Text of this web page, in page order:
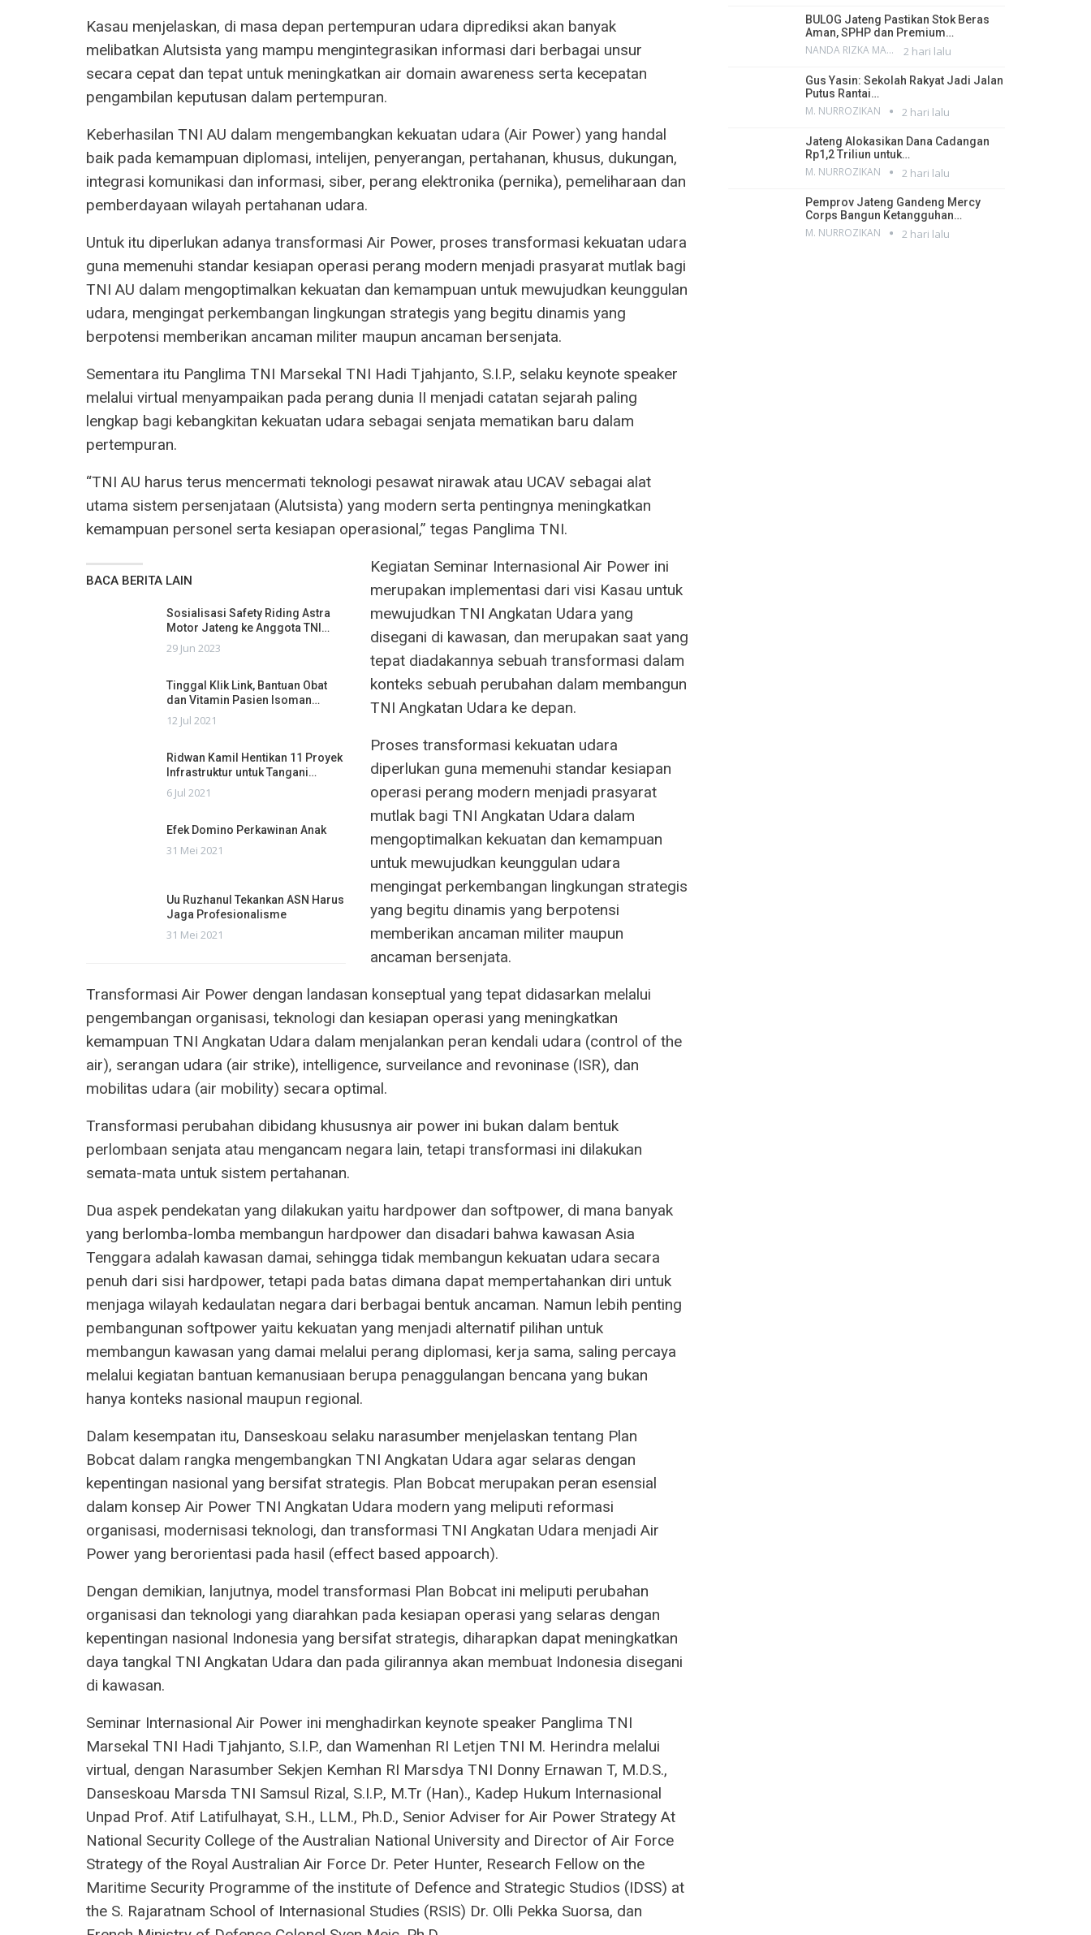
Kasau menjelaskan, di masa depan pertempuran udara diprediksi akan banyak
melibatkan Alutsista yang mampu mengintegrasikan informasi dari berbagai unsur
secara cepat dan tepat untuk meningkatkan air domain awareness serta kecepatan
pengambilan keputusan dalam pertempuran.
Keberhasilan TNI AU dalam mengembangkan kekuatan udara (Air Power) yang handal
baik pada kemampuan diplomasi, intelijen, penyerangan, pertahanan, khusus, dukungan,
integrasi komunikasi dan informasi, siber, perang elektronika (pernika), pemeliharaan dan
pemberdayaan wilayah pertahanan udara.
Untuk itu diperlukan adanya transformasi Air Power, proses transformasi kekuatan udara
guna memenuhi standar kesiapan operasi perang modern menjadi prasyarat mutlak bagi
TNI AU dalam mengoptimalkan kekuatan dan kemampuan untuk mewujudkan keunggulan
udara, mengingat perkembangan lingkungan strategis yang begitu dinamis yang
berpotensi memberikan ancaman militer maupun ancaman bersenjata.
Sementara itu Panglima TNI Marsekal TNI Hadi Tjahjanto, S.I.P., selaku keynote speaker
melalui virtual menyampaikan pada perang dunia II menjadi catatan sejarah paling
lengkap bagi kebangkitan kekuatan udara sebagai senjata mematikan baru dalam
pertempuran.
“TNI AU harus terus mencermati teknologi pesawat nirawak atau UCAV sebagai alat
utama sistem persenjataan (Alutsista) yang modern serta pentingnya meningkatkan
kemampuan personel serta kesiapan operasional,” tegas Panglima TNI.
BACA BERITA LAIN
Sosialisasi Safety Riding Astra
Motor Jateng ke Anggota TNI…
29 Jun 2023
Tinggal Klik Link, Bantuan Obat
dan Vitamin Pasien Isoman…
12 Jul 2021
Ridwan Kamil Hentikan 11 Proyek
Infrastruktur untuk Tangani…
6 Jul 2021
Efek Domino Perkawinan Anak
31 Mei 2021
Uu Ruzhanul Tekankan ASN Harus
Jaga Profesionalisme
31 Mei 2021
Kegiatan Seminar Internasional Air Power ini
merupakan implementasi dari visi Kasau untuk
mewujudkan TNI Angkatan Udara yang
disegani di kawasan, dan merupakan saat yang
tepat diadakannya sebuah transformasi dalam
konteks sebuah perubahan dalam membangun
TNI Angkatan Udara ke depan.
Proses transformasi kekuatan udara
diperlukan guna memenuhi standar kesiapan
operasi perang modern menjadi prasyarat
mutlak bagi TNI Angkatan Udara dalam
mengoptimalkan kekuatan dan kemampuan
untuk mewujudkan keunggulan udara
mengingat perkembangan lingkungan strategis
yang begitu dinamis yang berpotensi
memberikan ancaman militer maupun
ancaman bersenjata.
Transformasi Air Power dengan landasan konseptual yang tepat didasarkan melalui
pengembangan organisasi, teknologi dan kesiapan operasi yang meningkatkan
kemampuan TNI Angkatan Udara dalam menjalankan peran kendali udara (control of the
air), serangan udara (air strike), intelligence, surveilance and revoninase (ISR), dan
mobilitas udara (air mobility) secara optimal.
Transformasi perubahan dibidang khususnya air power ini bukan dalam bentuk
perlombaan senjata atau mengancam negara lain, tetapi transformasi ini dilakukan
semata-mata untuk sistem pertahanan.
Dua aspek pendekatan yang dilakukan yaitu hardpower dan softpower, di mana banyak
yang berlomba-lomba membangun hardpower dan disadari bahwa kawasan Asia
Tenggara adalah kawasan damai, sehingga tidak membangun kekuatan udara secara
penuh dari sisi hardpower, tetapi pada batas dimana dapat mempertahankan diri untuk
menjaga wilayah kedaulatan negara dari berbagai bentuk ancaman. Namun lebih penting
pembangunan softpower yaitu kekuatan yang menjadi alternatif pilihan untuk
membangun kawasan yang damai melalui perang diplomasi, kerja sama, saling percaya
melalui kegiatan bantuan kemanusiaan berupa penaggulangan bencana yang bukan
hanya konteks nasional maupun regional.
Dalam kesempatan itu, Danseskoau selaku narasumber menjelaskan tentang Plan
Bobcat dalam rangka mengembangkan TNI Angkatan Udara agar selaras dengan
kepentingan nasional yang bersifat strategis. Plan Bobcat merupakan peran esensial
dalam konsep Air Power TNI Angkatan Udara modern yang meliputi reformasi
organisasi, modernisasi teknologi, dan transformasi TNI Angkatan Udara menjadi Air
Power yang berorientasi pada hasil (effect based appoarch).
Dengan demikian, lanjutnya, model transformasi Plan Bobcat ini meliputi perubahan
organisasi dan teknologi yang diarahkan pada kesiapan operasi yang selaras dengan
kepentingan nasional Indonesia yang bersifat strategis, diharapkan dapat meningkatkan
daya tangkal TNI Angkatan Udara dan pada gilirannya akan membuat Indonesia disegani
di kawasan.
Seminar Internasional Air Power ini menghadirkan keynote speaker Panglima TNI
Marsekal TNI Hadi Tjahjanto, S.I.P., dan Wamenhan RI Letjen TNI M. Herindra melalui
virtual, dengan Narasumber Sekjen Kemhan RI Marsdya TNI Donny Ernawan T, M.D.S.,
Danseskoau Marsda TNI Samsul Rizal, S.I.P., M.Tr (Han)., Kadep Hukum Internasional
Unpad Prof. Atif Latifulhayat, S.H., LLM., Ph.D., Senior Adviser for Air Power Strategy At
National Security College of the Australian National University and Director of Air Force
Strategy of the Royal Australian Air Force Dr. Peter Hunter, Research Fellow on the
Maritime Security Programme of the institute of Defence and Strategic Studios (IDSS) at
the S. Rajaratnam School of Internasional Studies (RSIS) Dr. Olli Pekka Suorsa, dan
BULOG Jateng Pastikan Stok Beras
Aman, SPHP dan Premium…
NANDA RIZKA MAHENDRA 2 hari lalu
Gus Yasin: Sekolah Rakyat Jadi Jalan
Putus Rantai…
M. NURROZIKAN 2 hari lalu
Jateng Alokasikan Dana Cadangan
Rp1,2 Triliun untuk…
M. NURROZIKAN 2 hari lalu
Pemprov Jateng Gandeng Mercy
Corps Bangun Ketangguhan…
M. NURROZIKAN 2 hari lalu